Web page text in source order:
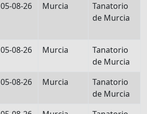
05-08-26 Murcia
Tanatorio
de Murcia
05-08-26 Murcia
Tanatorio
de Murcia
05-08-26 Murcia
Tanatorio
de Murcia